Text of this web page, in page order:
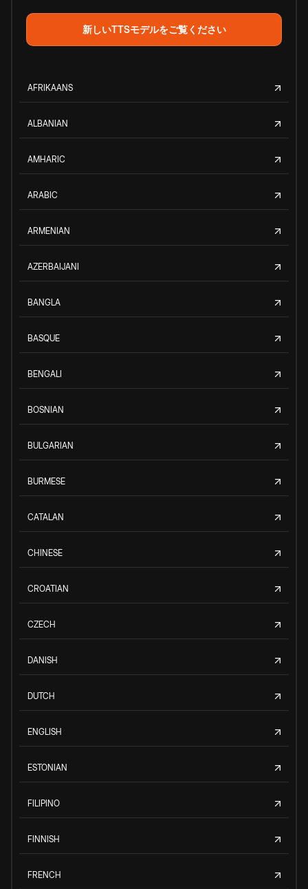
新しいTTSモデルをご覧ください
AFRIKAANS
ALBANIAN
AMHARIC
ARABIC
ARMENIAN
AZERBAIJANI
BANGLA
BASQUE
BENGALI
BOSNIAN
BULGARIAN
BURMESE
CATALAN
CHINESE
CROATIAN
CZECH
DANISH
DUTCH
ENGLISH
ESTONIAN
FILIPINO
FINNISH
FRENCH